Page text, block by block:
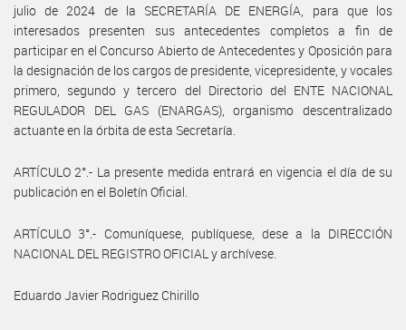
julio de 2024 de la SECRETARÍA DE ENERGÍA, para que los
interesados presenten sus antecedentes completos a fin de
participar en el Concurso Abierto de Antecedentes y Oposición para
la designación de los cargos de presidente, vicepresidente, y vocales
primero, segundo y tercero del Directorio del ENTE NACIONAL
REGULADOR DEL GAS (ENARGAS), organismo descentralizado
actuante en la órbita de esta Secretaría.
ARTÍCULO 2°.- La presente medida entrará en vigencia el día de su
publicación en el Boletín Oficial.
ARTÍCULO 3°.- Comuníquese, publíquese, dese a la DIRECCIÓN
NACIONAL DEL REGISTRO OFICIAL y archívese.
Eduardo Javier Rodriguez Chirillo